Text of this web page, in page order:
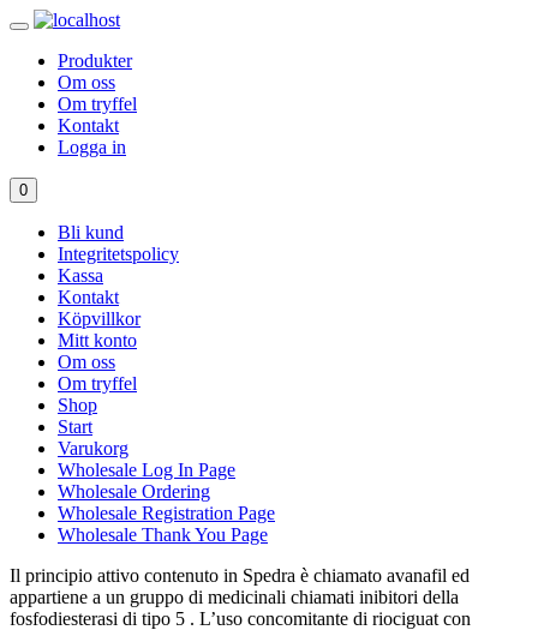
Produkter
Om oss
Om tryffel
Kontakt
Logga in
0
Bli kund
Integritetspolicy
Kassa
Kontakt
Köpvillkor
Mitt konto
Om oss
Om tryffel
Shop
Start
Varukorg
Wholesale Log In Page
Wholesale Ordering
Wholesale Registration Page
Wholesale Thank You Page
Il principio attivo contenuto in Spedra è chiamato avanafil ed
appartiene a un gruppo di medicinali chiamati inibitori della
fosfodiesterasi di tipo 5 . L’uso concomitante di riociguat con